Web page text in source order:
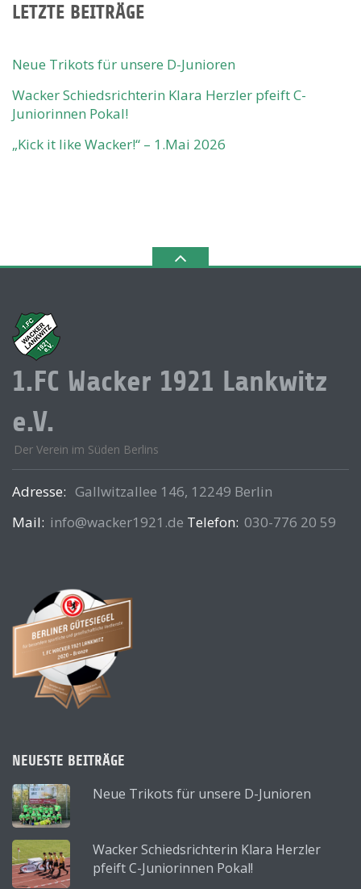
LETZTE BEITRÄGE
Neue Trikots für unsere D-Junioren
Wacker Schiedsrichterin Klara Herzler pfeift C-
Juniorinnen Pokal!
„Kick it like Wacker!“ – 1.Mai 2026
1.FC Wacker 1921 Lankwitz
e.V.
Der Verein im Süden Berlins
Adresse: Gallwitzallee 146, 12249 Berlin
Mail: info@wacker1921.de Telefon: 030-776 20 59
NEUESTE BEITRÄGE
Neue Trikots für unsere D-Junioren
Wacker Schiedsrichterin Klara Herzler
pfeift C-Juniorinnen Pokal!